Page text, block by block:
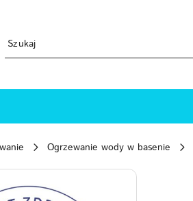
Ogrzewanie wody w basenie